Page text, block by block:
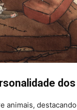
animais,